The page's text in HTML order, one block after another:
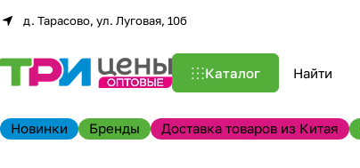
д. Тарасово, ул. Луговая, 10б
Каталог
Новинки Бренды Доставка товаров из Китая